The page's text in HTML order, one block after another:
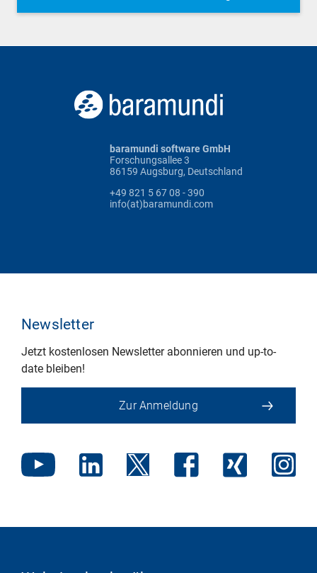
baramundi software GmbH
Forschungsallee 3
86159 Augsburg, Deutschland
+49 821 5 67 08 - 390
info(at)baramundi.com
Newsletter
Jetzt kostenlosen Newsletter abonnieren und up-to-
date bleiben!
Zur Anmeldung